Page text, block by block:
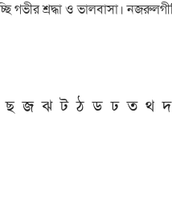
গভীর শ্রদ্ধা ও ভালবাসা।
ছ জ ঝ ট ঠ ড ঢ ত থ দ